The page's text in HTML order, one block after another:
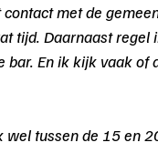
met de
tijd. Daarnaast
bar. En ik kijk vaak
tussen de 15 en